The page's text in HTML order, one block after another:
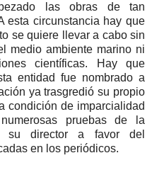
las obras de tan
esta circunstancia hay que
se quiere llevar a cabo sin
medio ambiente marino ni
científicas. Hay que
entidad fue nombrado a
ya trasgredió su propio
condición de imparcialidad
pruebas de la
su director a favor del
en los periódicos.